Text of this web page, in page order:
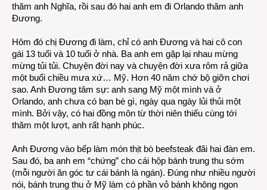
thăm anh Nghĩa, rồi sau đó hai anh em đi Orlando thăm anh
Đương.
Hôm đó chị Đương đi làm, chỉ có anh Đương và hai cô con
gái 13 tuổi và 10 tuổi ở nhà. Ba anh em gặp lại nhau mừng
mừng tủi tủi. Chuyện đời nay và chuyện đời xưa rôm rả giữa
một buổi chiều mưa xứ… Mỹ. Hơn 40 năm chớ bộ giỡn chơi
sao. Anh Đương tâm sự: anh sang Mỹ một mình và ở
Orlando, anh chưa có bạn bè gì, ngày qua ngày lủi thủi một
mình. Bởi vậy, có hai đồng môn từ thời niên thiếu cùng tới
thăm một lượt, anh rất hạnh phúc.
Anh Đương vào bếp làm món thịt bò beefsteak đãi hai đàn em.
Sau đó, ba anh em “chứng” cho cái hộp bánh trung thu sớm
(mỗi người ăn góc tư cái bánh là ngán). Đúng như nhiều người
nói, bánh trung thu ở Mỹ làm có phần vỏ bánh không ngon